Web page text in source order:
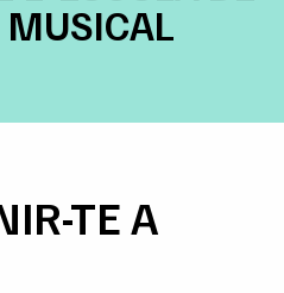
MUSICAL
TE A